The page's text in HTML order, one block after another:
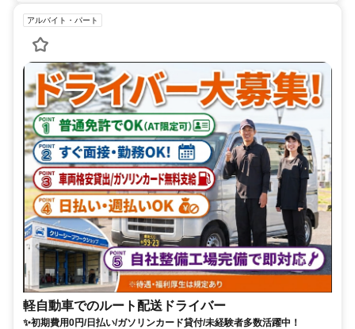
アルバイト・パート
軽自動車でのルート配送ドライバー
✨初期費用0円/日払い/ガソリンカード貸付/未経験者多数活躍中！